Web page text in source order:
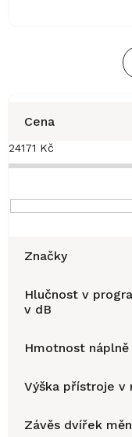
Cena
24171 Kč
Značky
Hlučnost v
v dB
Hmotnost náplně
Výška přístroje v
Závěs dvířek